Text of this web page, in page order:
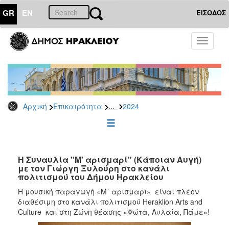
GR EN ΕΙΣΟΔΟΣ
Toggle
Αρχική Επικαιρότητα ... 2024
ΕΠΙΚΑΙΡΟΤΗΤΑ
Τύπου
Αρχείο
2026
2025
2022
2021
2020
2019
2018
Η Συναυλία "Μ' αρισμαρί" (Κάποιαν Αυγή)
με τον Γιώργη Ξυλούρη στο κανάλι
πολιτισμού του Δήμου Ηρακλείου
Η μουσική παραγωγή «Μ΄ αρισμαρί» είναι πλέον
διαθέσιμη στο κανάλι πολιτισμού Heraklion Arts and
Culture και στη Ζώνη θέασης «Φώτα, Αυλαία, Πάμε»!